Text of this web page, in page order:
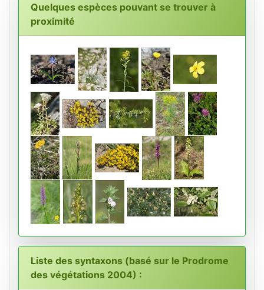
Quelques espèces pouvant se trouver à
proximité
Liste des syntaxons (basé sur le Prodrome
des végétations 2004) :